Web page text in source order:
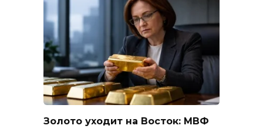
Золото уходит на Восток: МВФ